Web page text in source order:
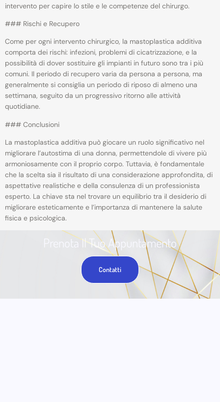
intervento per capire lo stile e le competenze del chirurgo.
### Rischi e Recupero
Come per ogni intervento chirurgico, la mastoplastica additiva
comporta dei rischi: infezioni, problemi di cicatrizzazione, e la
possibilità di dover sostituire gli impianti in futuro sono tra i più
comuni. Il periodo di recupero varia da persona a persona, ma
generalmente si consiglia un periodo di riposo di almeno una
settimana, seguito da un progressivo ritorno alle attività
quotidiane.
### Conclusioni
La mastoplastica additiva può giocare un ruolo significativo nel
migliorare l’autostima di una donna, permettendole di vivere più
armoniosamente con il proprio corpo. Tuttavia, è fondamentale
che la scelta sia il risultato di una considerazione approfondita, di
aspettative realistiche e della consulenza di un professionista
esperto. La chiave sta nel trovare un equilibrio tra il desiderio di
migliorare esteticamente e l’importanza di mantenere la salute
fisica e psicologica.
Prenota Il Tuo Appuntamento
Contatti